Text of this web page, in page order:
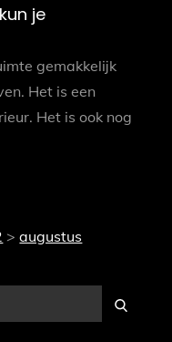
je
gemakkelijk
Het is een
Het is ook nog
>augustus
Search